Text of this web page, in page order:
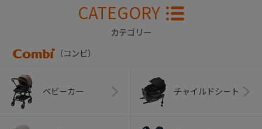
CATEGORY
カテゴリー
（コンビ）
ベビーカー チャイルドシート